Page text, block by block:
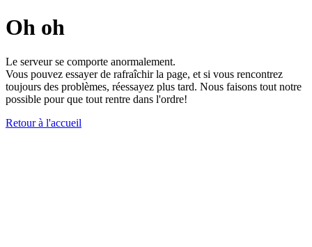
Oh oh
Le serveur se comporte anormalement.
Vous pouvez essayer de rafraîchir la page, et si vous rencontrez
toujours des problèmes, réessayez plus tard. Nous faisons tout notre
possible pour que tout rentre dans l'ordre!
Retour à l'accueil